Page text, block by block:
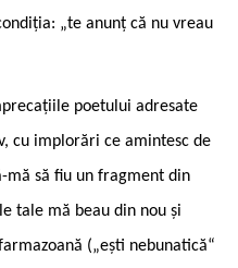
„te anunț că nu vreau
poetului adresate
cu implorări ce amintesc de
mă să fiu un fragment din
tale mă beau din nou și
(„ești nebunatică“